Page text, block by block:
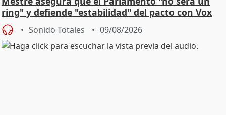
ring" y defiende "estabilidad" del pacto con Vox
Sonido Totales 09/08/2026